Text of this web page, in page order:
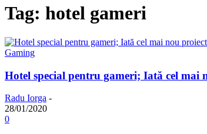
Tag: hotel gameri
Gaming
Hotel special pentru gameri; Iată cel mai
Radu Iorga -
28/01/2020
0